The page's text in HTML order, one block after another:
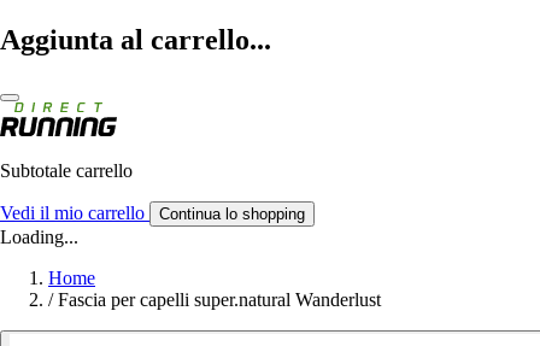
Aggiunta al carrello...
Subtotale carrello
Vedi il mio carrello Continua lo shopping
Loading...
Home
/ Fascia per capelli super.natural Wanderlust